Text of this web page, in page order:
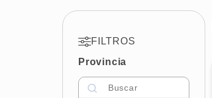
FILTROS
Provincia